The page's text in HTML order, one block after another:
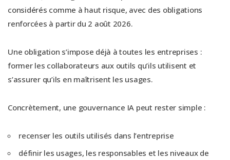
considérés comme à haut risque, avec des obligations
renforcées à partir du 2 août 2026.
Une obligation s’impose déjà à toutes les entreprises :
former les collaborateurs aux outils qu’ils utilisent et
s’assurer qu’ils en maîtrisent les usages.
Concrètement, une gouvernance IA peut rester simple :
recenser les outils utilisés dans l’entreprise
définir les usages, les responsables et les niveaux de